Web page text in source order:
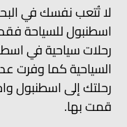
لا تُتعب نفسك في
اسطنبول للسياحة
رحلات سياحية في
السياحية كما وفرت
رحلتك إلى اسطنبول
قمت بها.